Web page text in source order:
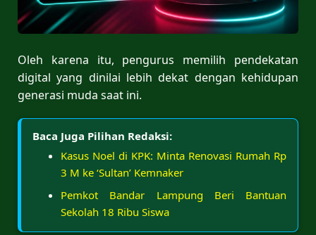
Oleh karena itu, pengurus memilih pendekatan
digital yang dinilai lebih dekat dengan kehidupan
generasi muda saat ini.
Baca Juga Pilihan Redaksi:
Kasus Noel di KPK: Minta Renovasi Rumah Rp
3 M ke ‘Sultan’ Kemnaker
Pemkot Bandar Lampung Beri Bantuan
Sekolah 18 Ribu Siswa